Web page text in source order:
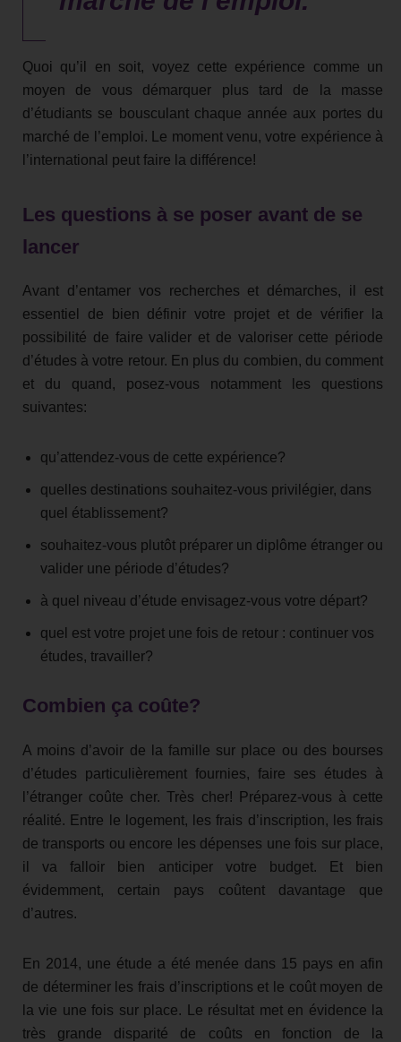
Quoi qu’il en soit, voyez cette expérience comme un
moyen de vous démarquer plus tard de la masse
d’étudiants se bousculant chaque année aux portes du
marché de l’emploi. Le moment venu, votre expérience à
l’international peut faire la différence!
Les questions à se poser avant de se
lancer
Avant d’entamer vos recherches et démarches, il est
essentiel de bien définir votre projet et de vérifier la
possibilité de faire valider et de valoriser cette période
d’études à votre retour. En plus du combien, du comment
et du quand, posez-vous notamment les questions
suivantes:
qu’attendez-vous de cette expérience?
quelles destinations souhaitez-vous privilégier, dans
quel établissement?
souhaitez-vous plutôt préparer un diplôme étranger ou
valider une période d’études?
à quel niveau d’étude envisagez-vous votre départ?
quel est votre projet une fois de retour : continuer vos
études, travailler?
Combien ça coûte?
A moins d’avoir de la famille sur place ou des bourses
d’études particulièrement fournies, faire ses études à
l’étranger coûte cher. Très cher! Préparez-vous à cette
réalité. Entre le logement, les frais d’inscription, les frais
de transports ou encore les dépenses une fois sur place,
il va falloir bien anticiper votre budget. Et bien
évidemment, certain pays coûtent davantage que
d’autres.
En 2014, une étude a été menée dans 15 pays en afin
de déterminer les frais d’inscriptions et le coût moyen de
la vie une fois sur place. Le résultat met en évidence la
très grande disparité de coûts en fonction de la